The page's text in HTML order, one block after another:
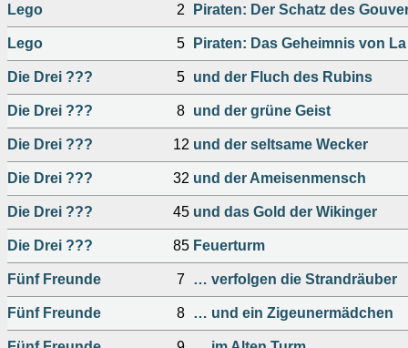
Lego 2 Piraten: Der Schatz des
Lego 5 Piraten: Das Geheimnis von
Die Drei ??? 5 und der Fluch des Rubins
Die Drei ??? 8 und der grüne Geist
Die Drei ??? 12 und der seltsame Wecker
Die Drei ??? 32 und der Ameisenmensch
Die Drei ??? 45 und das Gold der Wikinger
Die Drei ??? 85 Feuerturm
Fünf Freunde 7 … verfolgen die Strandräuber
Fünf Freunde 8 … und ein Zigeunermädchen